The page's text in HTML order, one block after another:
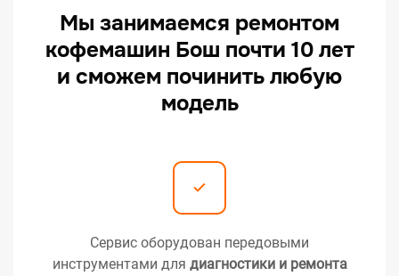
Мы занимаемся ремонтом
кофемашин Бош почти 10 лет
и сможем починить любую
модель
Сервис оборудован передовыми
инструментами для диагностики и ремонта